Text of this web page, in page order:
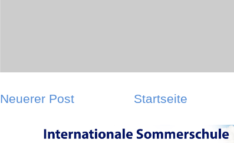
Neuerer Post Startseite